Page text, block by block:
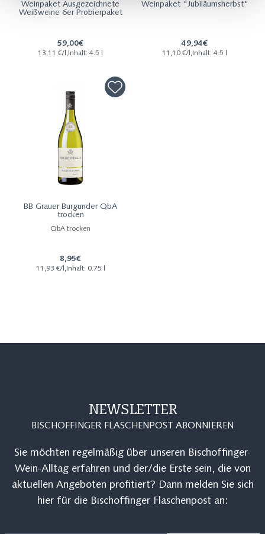
Weinpaket Ausgezeichnete
Weißweine 6er Probierpaket
59,00€
13,11 €/l,Inhalt: 4.5 l
Weinpaket "Jubiläumsherbst"
49,94€
11,10 €/l,Inhalt: 4.5 l
BB Grauer Burgunder QbA
trocken
QbA trocken
8,95€
11,93 €/l,Inhalt: 0.75 l
NEWSLETTER
BISCHOFFINGER FLASCHENPOST ABONNIEREN
Sie möchten regelmäßig über unseren Bischoffinger-
Wein-Alltag erfahren und der/die Erste sein, die von
aktuellen Angeboten profitiert? Dann melden Sie sich
hier für die Bischoffinger Flaschenpost an: